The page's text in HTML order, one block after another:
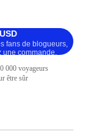
fans de blogueurs,
une commande.
000 voyageurs
être sûr